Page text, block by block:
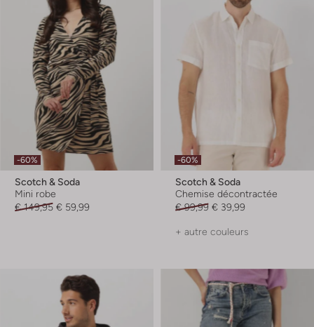
-60%
Scotch & Soda
Mini robe
€ 149,95 € 59,99
-60%
Scotch & Soda
Chemise décontractée
€ 99,99 € 39,99
+ autre couleurs